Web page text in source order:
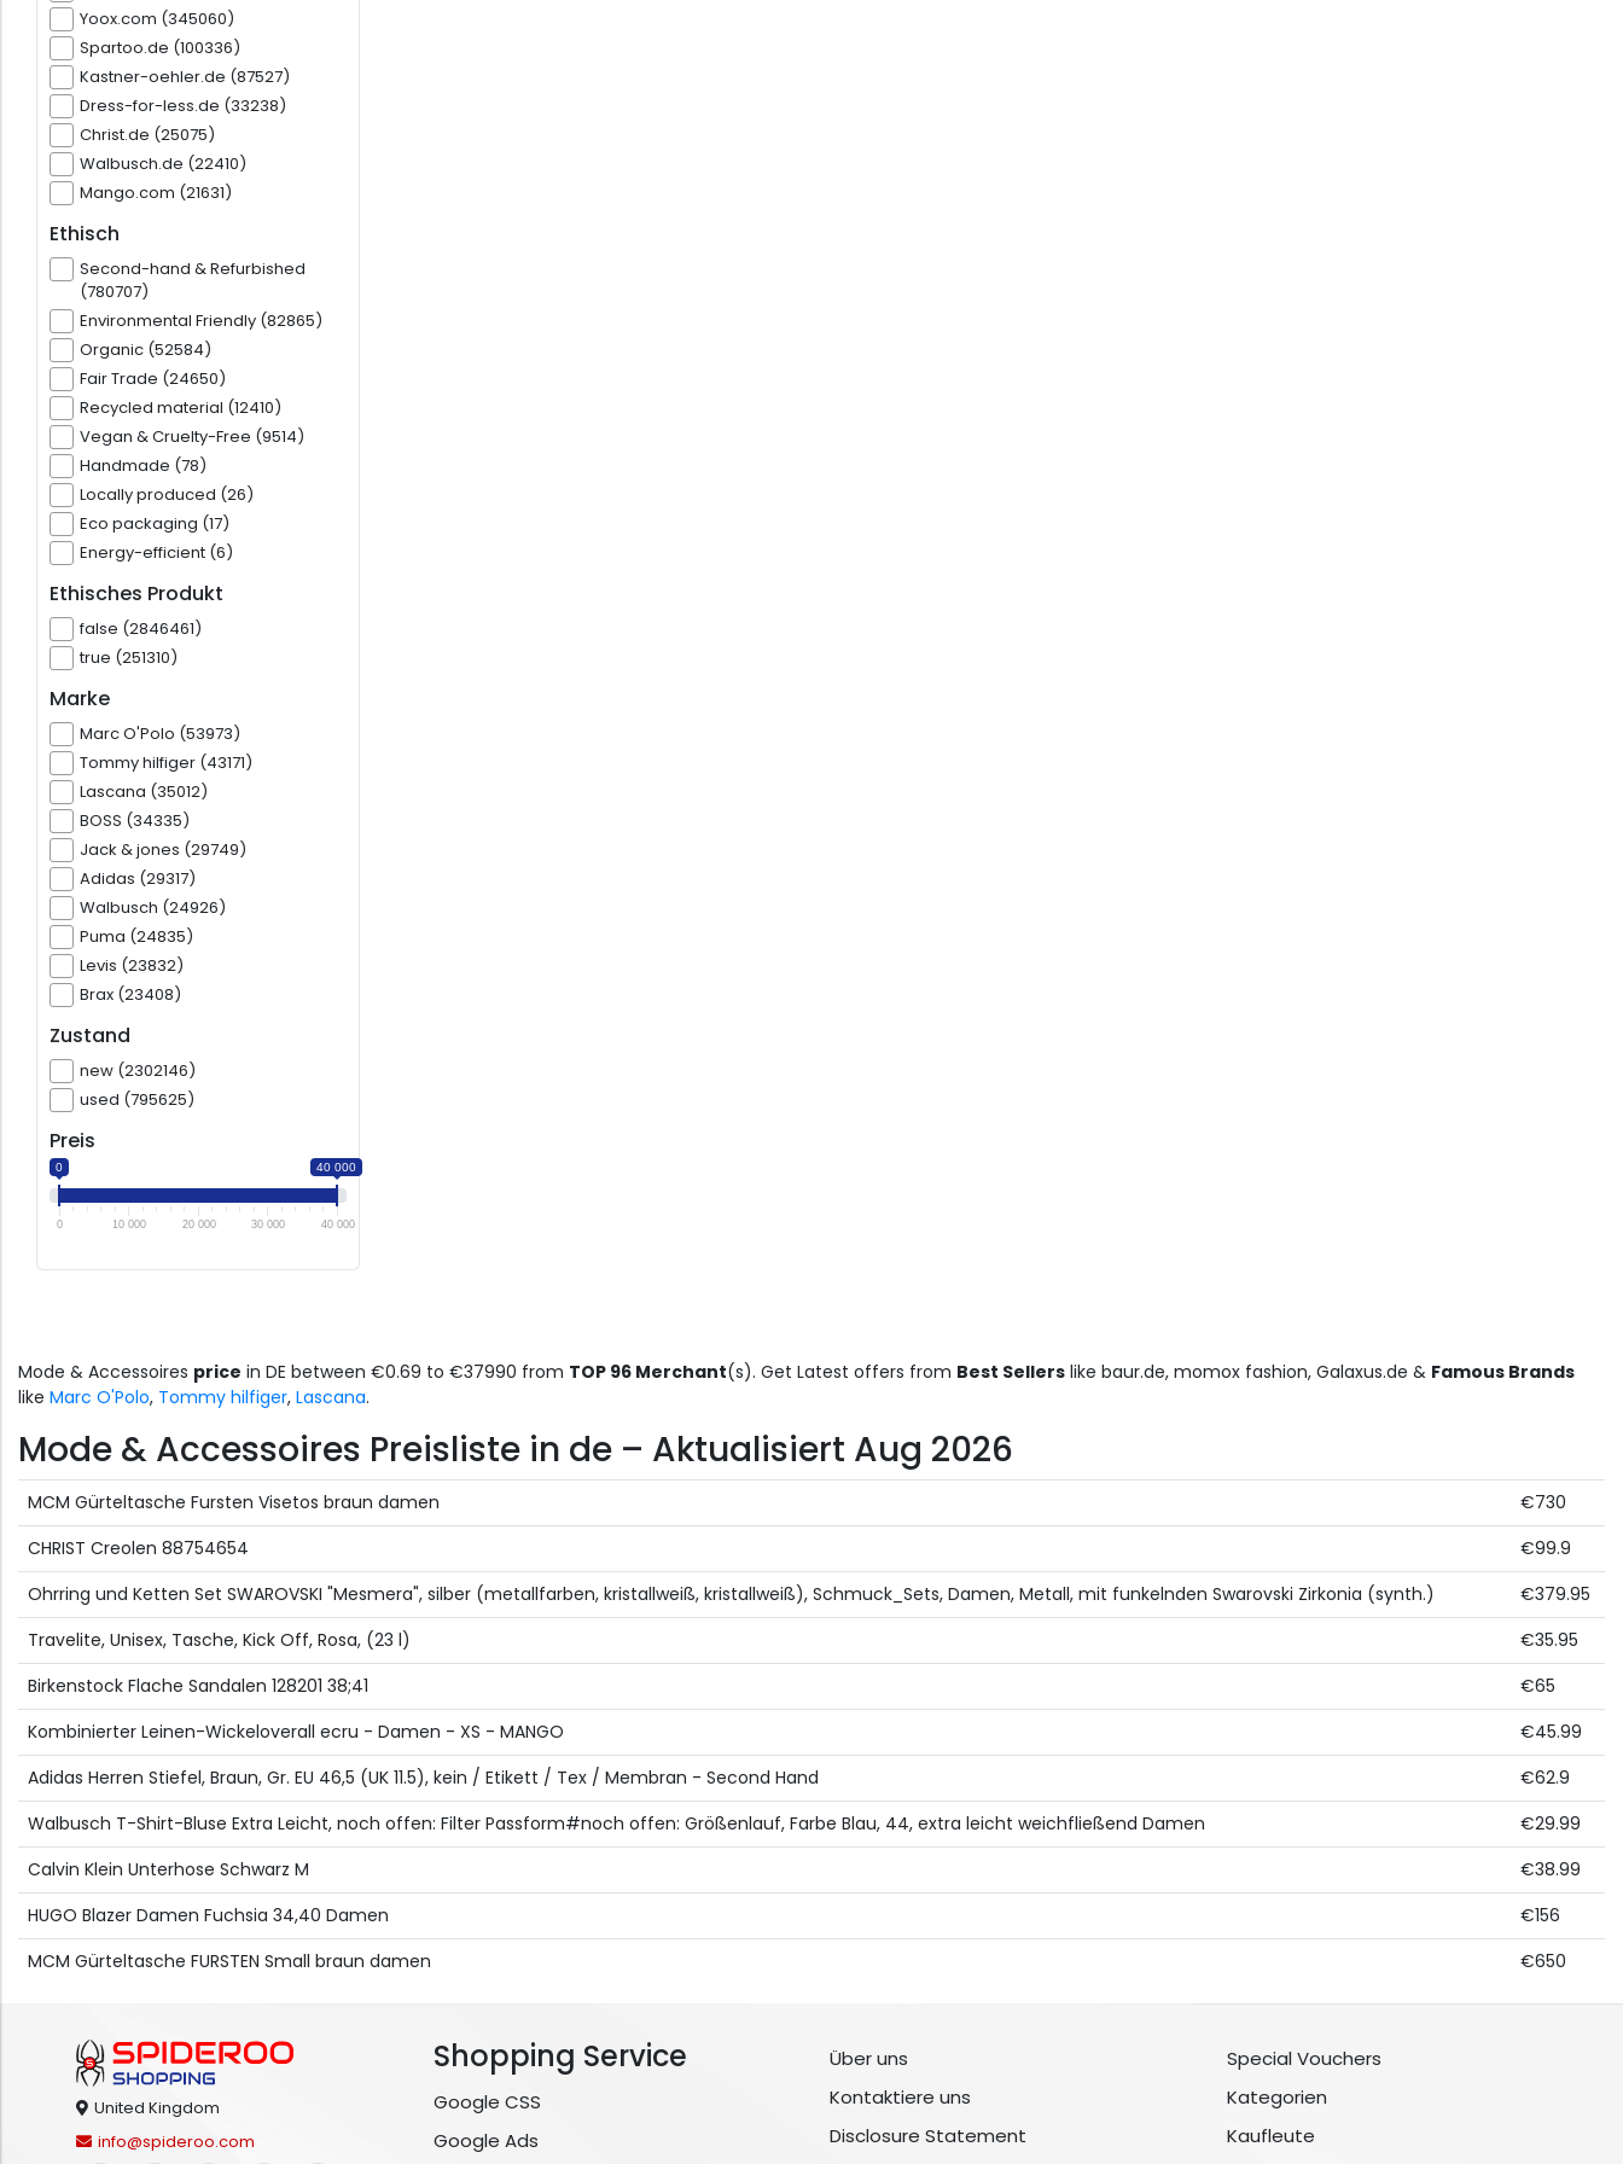
Yoox.com (345060)
Spartoo.de (100336)
Kastner-oehler.de (87527)
Dress-for-less.de (33238)
Christ.de (25075)
Walbusch.de (22410)
Mango.com (21631)
Ethisch
Second-hand & Refurbished
(780707)
Environmental Friendly (82865)
Organic (52584)
Fair Trade (24650)
Recycled material (12410)
Vegan & Cruelty-Free (9514)
Handmade (78)
Locally produced (26)
Eco packaging (17)
Energy-efficient (6)
Ethisches Produkt
false (2846461)
true (251310)
Marke
Marc O'Polo (53973)
Tommy hilfiger (43171)
Lascana (35012)
BOSS (34335)
Jack & jones (29749)
Adidas (29317)
Walbusch (24926)
Puma (24835)
Levis (23832)
Brax (23408)
Zustand
new (2302146)
used (795625)
Preis
0 40 000
0 10 000 20 000 30 000 40 000
Mode & Accessoires price in DE between €0.69 to €37990 from TOP 96 Merchant(s). Get Latest offers from Best Sellers like baur.de, momox fashion, Galaxus.de & Famous Brands
like Marc O'Polo, Tommy hilfiger, Lascana.
Mode & Accessoires Preisliste in de – Aktualisiert Aug 2026
MCM Gürteltasche Fursten Visetos braun damen
€730
CHRIST Creolen 88754654
€99.9
Ohrring und Ketten Set SWAROVSKI "Mesmera", silber (metallfarben, kristallweiß, kristallweiß), Schmuck_Sets, Damen, Metall, mit funkelnden Swarovski Zirkonia (synth.)
€379.95
Travelite, Unisex, Tasche, Kick Off, Rosa, (23 l)
€35.95
Birkenstock Flache Sandalen 128201 38;41
€65
Kombinierter Leinen-Wickeloverall ecru - Damen - XS - MANGO
€45.99
Adidas Herren Stiefel, Braun, Gr. EU 46,5 (UK 11.5), kein / Etikett / Tex / Membran - Second Hand
€62.9
Walbusch T-Shirt-Bluse Extra Leicht, noch offen: Filter Passform#noch offen: Größenlauf, Farbe Blau, 44, extra leicht weichfließend Damen
€29.99
Calvin Klein Unterhose Schwarz M
€38.99
HUGO Blazer Damen Fuchsia 34,40 Damen
€156
MCM Gürteltasche FURSTEN Small braun damen
€650
United Kingdom
info@spideroo.com
Shopping Service
Google CSS
Google Ads
Über uns
Kontaktiere uns
Disclosure Statement
Special Vouchers
Kategorien
Kaufleute